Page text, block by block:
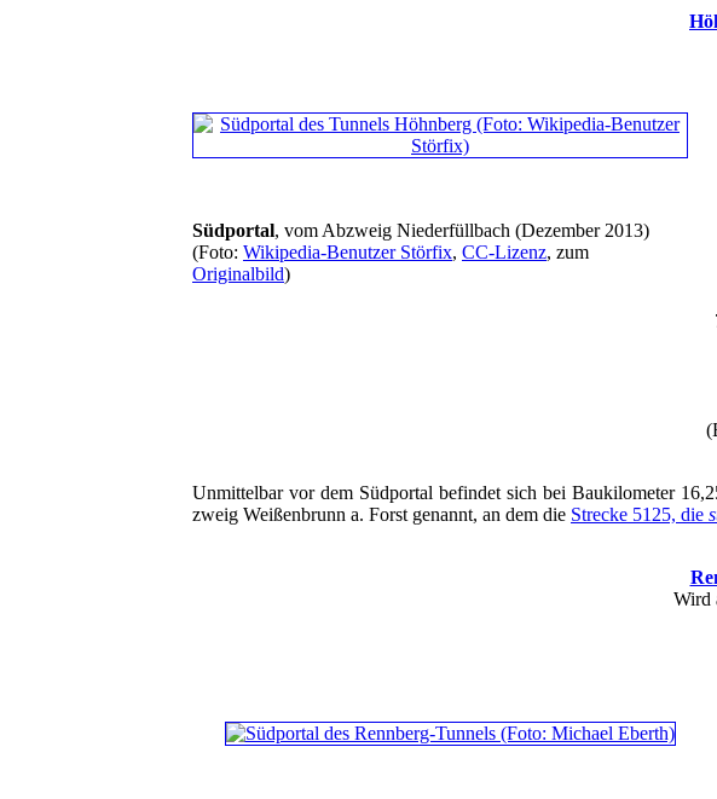
Südportal, vom Abzweig Niederfüllbach (Dezember 2013)
(Foto: Wikipedia-Benutzer Störfix, CC-Lizenz, zum
Originalbild)
Unmittelbar vor dem Südportal befindet sich bei Baukilometer
zweig Weißenbrunn a. Forst genannt, an dem die Strecke 5125, die
Wird